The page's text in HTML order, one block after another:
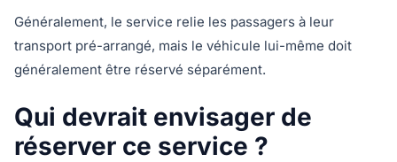
Généralement, le service relie les passagers à leur
transport pré-arrangé, mais le véhicule lui-même doit
généralement être réservé séparément.
Qui devrait envisager de
réserver ce service ?